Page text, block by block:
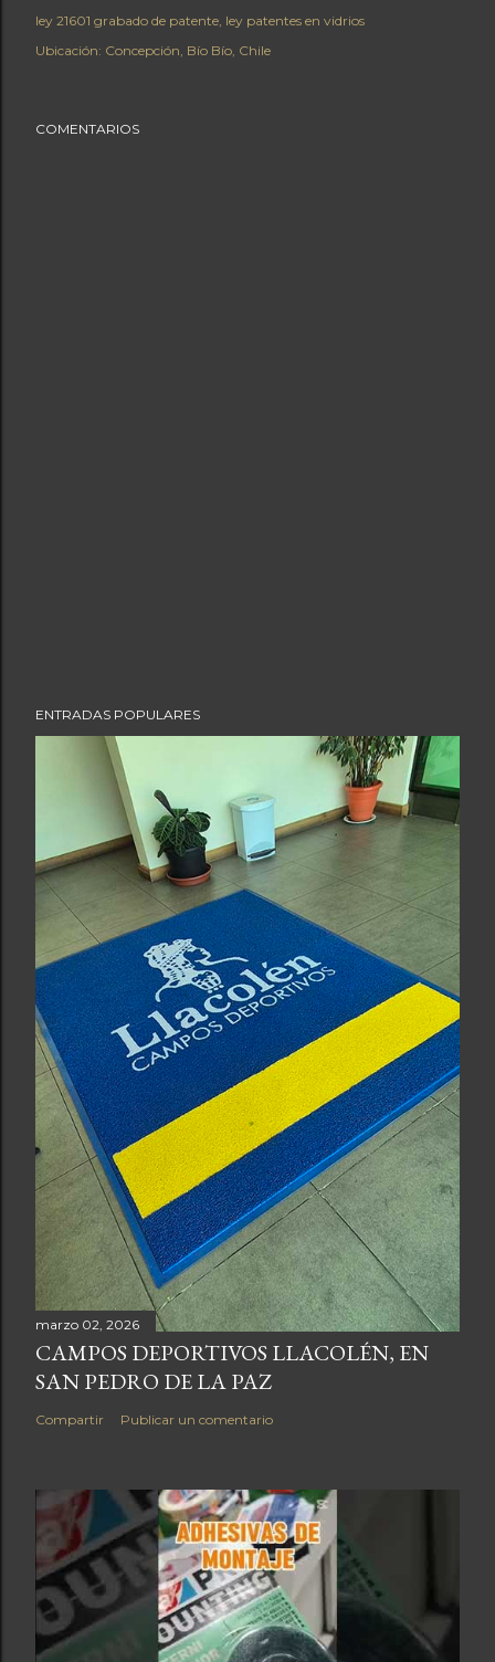
ley 21601 grabado de patente ley patentes en vidrios
Ubicación: Concepción, Bío Bío, Chile
COMENTARIOS
ENTRADAS POPULARES
marzo 02, 2026
CAMPOS DEPORTIVOS LLACOLÉN, EN
SAN PEDRO DE LA PAZ
Compartir Publicar un comentario